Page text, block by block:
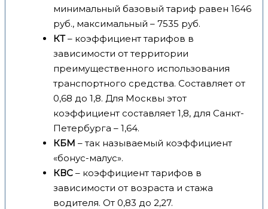
минимальный базовый тариф равен 1646
руб., максимальный – 7535 руб.
КТ– коэффициент тарифов в
зависимости от территории
преимущественного использования
транспортного средства. Составляет от
0,68 до 1,8. Для Москвы этот
коэффициент составляет 1,8, для Санкт-
Петербурга – 1,64.
КБМ – так называемый коэффициент
«бонус-малус».
КВС – коэффициент тарифов в
зависимости от возраста и стажа
водителя. От 0,83 до 2,27.